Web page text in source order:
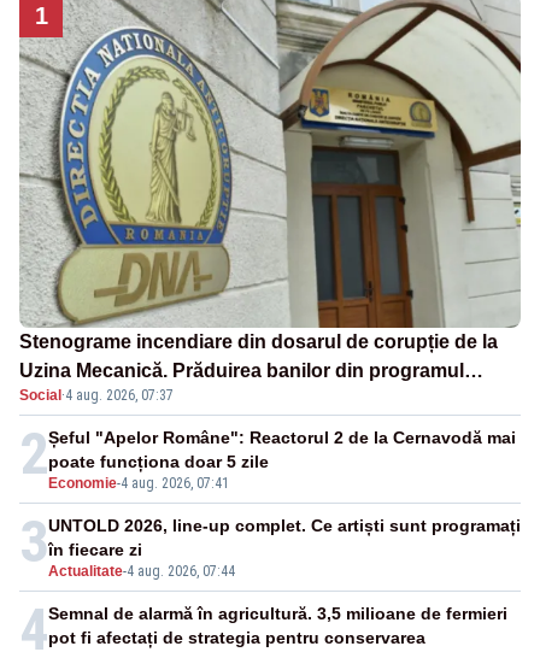
1
Stenograme incendiare din dosarul de corupție de la
Uzina Mecanică. Prăduirea banilor din programul
SAFE, interceptată de DNA
Social ·4 aug. 2026, 07:37
2 Economie-4 aug. 2026, 07:41
Șeful "Apelor Române": Reactorul 2 de la Cernavodă mai
poate funcționa doar 5 zile
3Actualitate-4 aug. 2026, 07:44
UNTOLD 2026, line-up complet. Ce artiști sunt programați
în fiecare zi
4Semnal de alarmă în agricultură. 3,5 milioane de fermieri
pot fi afectați de strategia pentru conservarea